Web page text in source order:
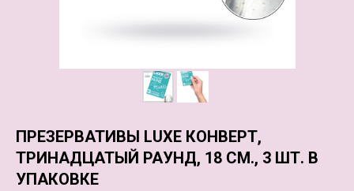
ПРЕЗЕРВАТИВЫ LUXE КОНВЕРТ,
ТРИНАДЦАТЫЙ РАУНД, 18 СМ., 3 ШТ. В
УПАКОВКЕ